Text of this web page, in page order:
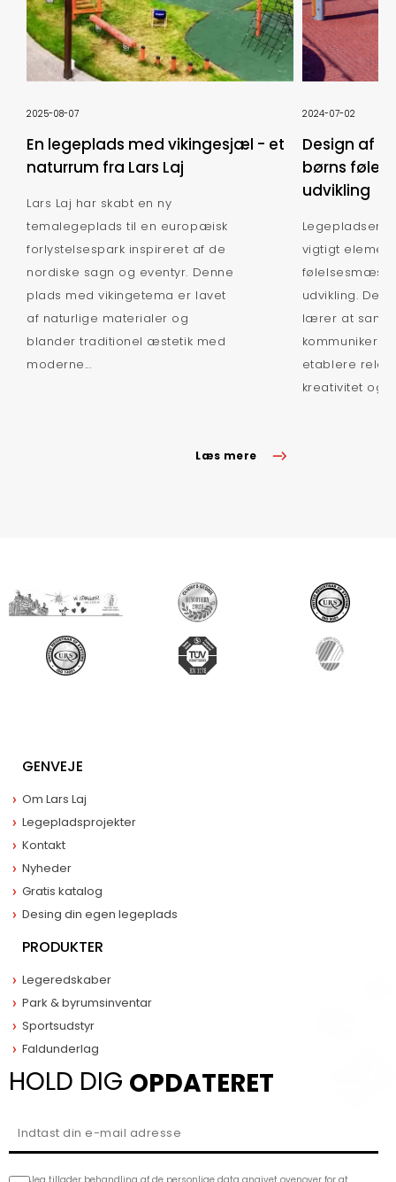
2025-08-07
En legeplads med vikingesjæl - et
naturrum fra Lars Laj
Lars Laj har skabt en ny
temalegeplads til en europæisk
forlystelsespark inspireret af de
nordiske sagn og eventyr. Denne
plads med vikingetema er lavet
af naturlige materialer og
blander traditionel æstetik med
moderne...
Læs mere
2024-07-02
Design af
børns
udvikling
Legepladsen
vigtigt
udvikling. Det
lærer at
kommunikere,
etablere
kreativitet og
GENVEJE
Om Lars Laj
Legepladsprojekter
Kontakt
Nyheder
Gratis katalog
Desing din egen legeplads
PRODUKTER
Legeredskaber
Park & byrumsinventar
Sportsudstyr
Faldunderlag
HOLD DIG OPDATERET